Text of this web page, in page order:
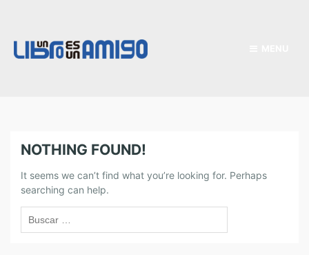
NOTHING FOUND!
It seems we can’t find what you’re looking for. Perhaps
searching can help.